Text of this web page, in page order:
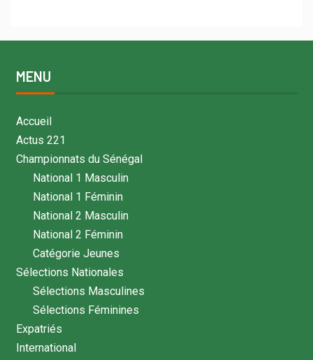
MENU
Accueil
Actus 221
Championnats du Sénégal
National 1 Masculin
National 1 Féminin
National 2 Masculin
National 2 Féminin
Catégorie Jeunes
Sélections Nationales
Sélections Masculines
Sélections Féminines
Expatriés
International